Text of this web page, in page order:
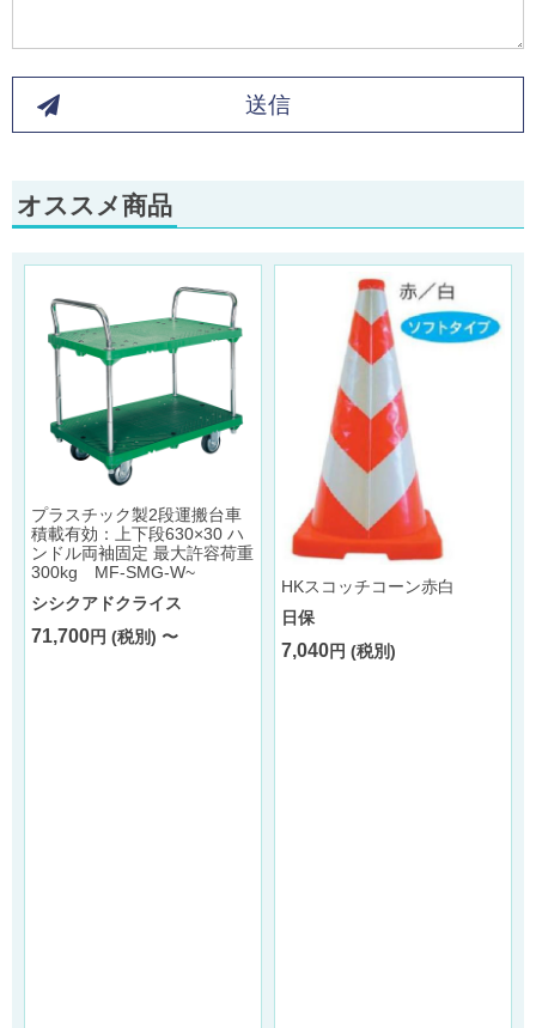
送信
オススメ商品
プラスチック製2段運搬台車
積載有効：上下段630×30 ハ
ンドル両袖固定 最大許容荷重
300kg MF-SMG-W~
シシクアドクライス
71,700円 (税別) 〜
HKスコッチコーン赤白
日保
7,040円 (税別)